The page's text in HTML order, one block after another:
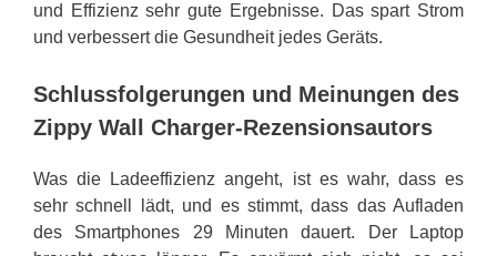
und Effizienz sehr gute Ergebnisse. Das spart Strom
und verbessert die Gesundheit jedes Geräts.
Schlussfolgerungen und Meinungen des
Zippy Wall Charger-Rezensionsautors
Was die Ladeeffizienz angeht, ist es wahr, dass es
sehr schnell lädt, und es stimmt, dass das Aufladen
des Smartphones 29 Minuten dauert. Der Laptop